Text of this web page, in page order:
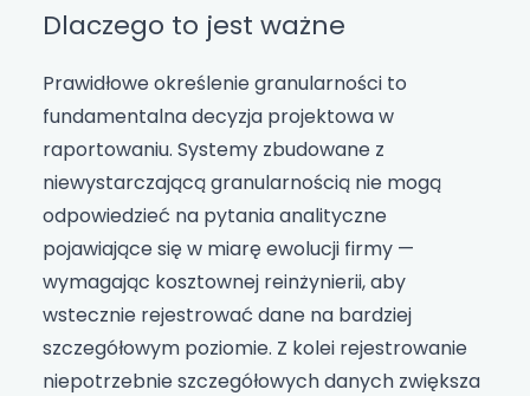
Dlaczego to jest ważne
Prawidłowe określenie granularności to
fundamentalna decyzja projektowa w
raportowaniu. Systemy zbudowane z
niewystarczającą granularnością nie mogą
odpowiedzieć na pytania analityczne
pojawiające się w miarę ewolucji firmy —
wymagając kosztownej reinżynierii, aby
wstecznie rejestrować dane na bardziej
szczegółowym poziomie. Z kolei rejestrowanie
niepotrzebnie szczegółowych danych zwiększa